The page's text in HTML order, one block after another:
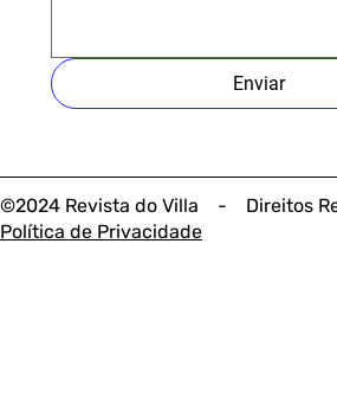
©2024 Revista do Villa - Direitos
Política de Privacidade
Enviar